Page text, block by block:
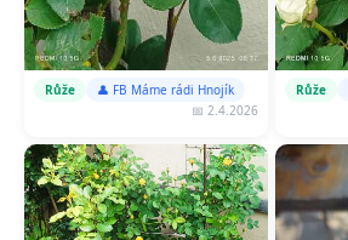
Růže
👤 FB Máme rádi Hnojík
📅 2.4.2026
Růže